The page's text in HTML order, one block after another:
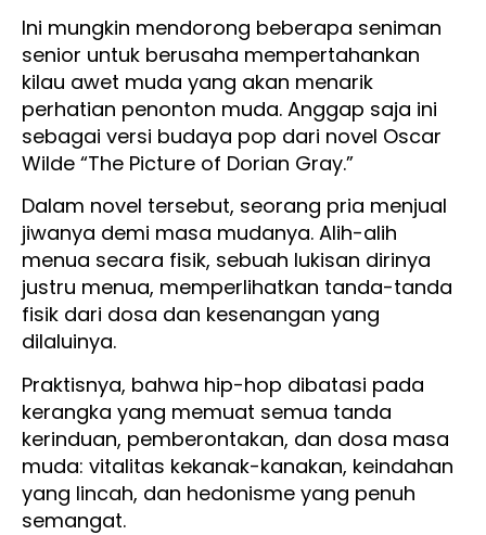
Ini mungkin mendorong beberapa seniman
senior untuk berusaha mempertahankan
kilau awet muda yang akan menarik
perhatian penonton muda. Anggap saja ini
sebagai versi budaya pop dari novel Oscar
Wilde “The Picture of Dorian Gray.”
Dalam novel tersebut, seorang pria menjual
jiwanya demi masa mudanya. Alih-alih
menua secara fisik, sebuah lukisan dirinya
justru menua, memperlihatkan tanda-tanda
fisik dari dosa dan kesenangan yang
dilaluinya.
Praktisnya, bahwa hip-hop dibatasi pada
kerangka yang memuat semua tanda
kerinduan, pemberontakan, dan dosa masa
muda: vitalitas kekanak-kanakan, keindahan
yang lincah, dan hedonisme yang penuh
semangat.